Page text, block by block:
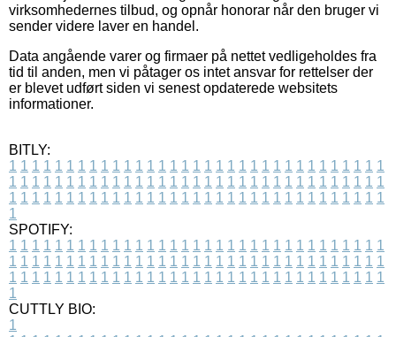
virksomhedernes tilbud, og opnår honorar når den bruger vi
sender videre laver en handel.
Data angående varer og firmaer på nettet vedligeholdes fra
tid til anden, men vi påtager os intet ansvar for rettelser der
er blevet udført siden vi senest opdaterede websitets
informationer.
BITLY:
1 1 1 1 1 1 1 1 1 1 1 1 1 1 1 1 1 1 1 1 1 1 1 1 1 1 1 1 1 1 1 1 1
1 1 1 1 1 1 1 1 1 1 1 1 1 1 1 1 1 1 1 1 1 1 1 1 1 1 1 1 1 1 1 1 1
1 1 1 1 1 1 1 1 1 1 1 1 1 1 1 1 1 1 1 1 1 1 1 1 1 1 1 1 1 1 1 1 1
1
SPOTIFY:
1 1 1 1 1 1 1 1 1 1 1 1 1 1 1 1 1 1 1 1 1 1 1 1 1 1 1 1 1 1 1 1 1
1 1 1 1 1 1 1 1 1 1 1 1 1 1 1 1 1 1 1 1 1 1 1 1 1 1 1 1 1 1 1 1 1
1 1 1 1 1 1 1 1 1 1 1 1 1 1 1 1 1 1 1 1 1 1 1 1 1 1 1 1 1 1 1 1 1
1
CUTTLY BIO:
1